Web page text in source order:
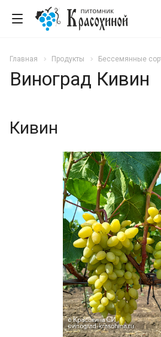
Главная Продукты Бессемянные
Виноград Кивин
Кивин